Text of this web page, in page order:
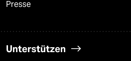
Presse
Unterstützen